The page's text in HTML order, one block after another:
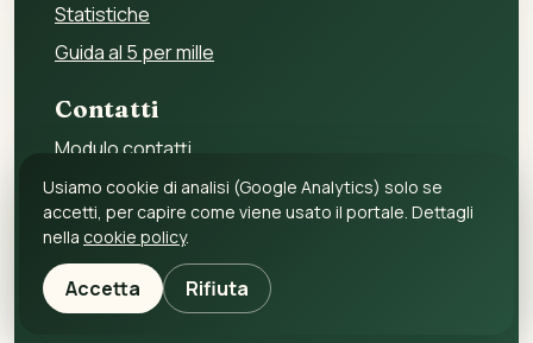
Statistiche
Guida al 5 per mille
Contatti
Modulo contatti
Per gli enti
Per i fornitori
Privacy policy
Cookie policy
Usiamo cookie di analisi (Google Analytics) solo se
accetti, per capire come viene usato il portale. Dettagli
nella cookie policy.
Accetta Rifiuta